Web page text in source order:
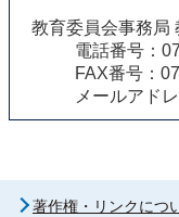
教育委員会事務局
電話番号：
FAX番号：
メールアドレ
著作権・リンクにつ